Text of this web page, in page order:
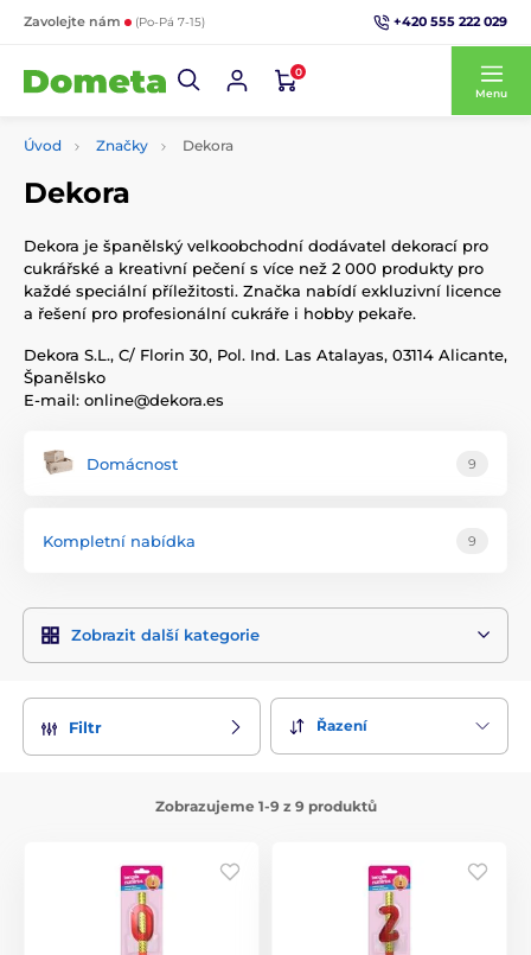
Zavolejte nám (Po-Pá 7-15) +420 555 222 029
0
Menu
Úvod Značky Dekora
Dekora
Dekora je španělský velkoobchodní dodávatel dekorací pro
cukrářské a kreativní pečení s více než 2 000 produkty pro
každé speciální příležitosti. Značka nabídí exkluzivní licence
a řešení pro profesionální cukráře i hobby pekaře.
Dekora S.L., C/ Florin 30, Pol. Ind. Las Atalayas, 03114 Alicante,
Španělsko
E-mail: online@dekora.es
Domácnost 9
Kompletní nabídka 9
Zobrazit další kategorie
Filtr Řazení
Zobrazujeme 1-9 z 9 produktů